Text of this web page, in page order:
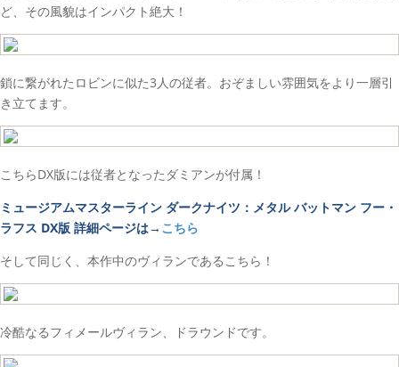
ど、その風貌はインパクト絶大！
鎖に繋がれたロビンに似た3人の従者。おぞましい雰囲気をより一層引
き立てます。
こちらDX版には従者となったダミアンが付属！
ミュージアムマスターライン ダークナイツ：メタル バットマン フー・
ラフス DX版 詳細ページは→ こちら
そして同じく、本作中のヴィランであるこちら！
冷酷なるフィメールヴィラン、ドラウンドです。